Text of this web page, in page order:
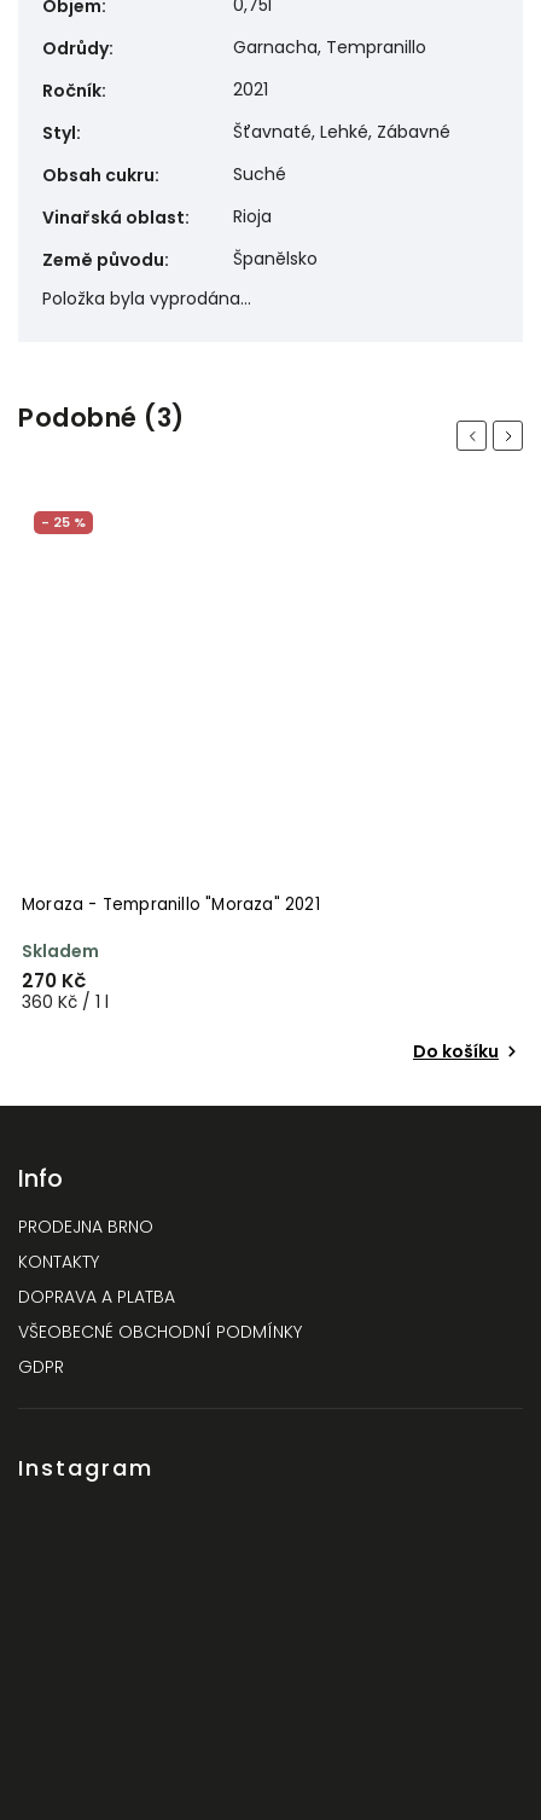
Objem:
0,75l
Odrůdy:
Garnacha, Tempranillo
Ročník:
2021
Styl:
Šťavnaté, Lehké, Zábavné
Obsah cukru:
Suché
Vinařská oblast:
Rioja
Země původu:
Španělsko
Položka byla vyprodána…
Podobné (3) Previous
- 25 %
Moraza - Tempranillo "Moraza" 2021
Skladem
270 Kč
360 Kč / 1 l
Do košíku
Next
Info
PRODEJNA BRNO
KONTAKTY
DOPRAVA A PLATBA
VŠEOBECNÉ OBCHODNÍ PODMÍNKY
GDPR
Instagram